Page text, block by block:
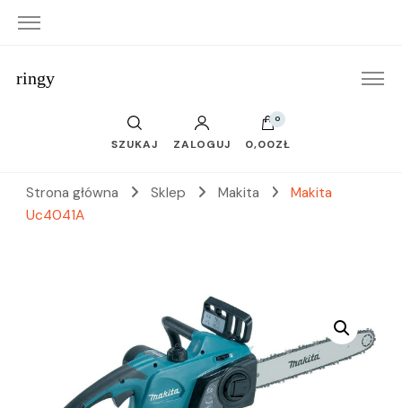
ringy
SZUKAJ ZALOGUJ
0
0,00ZŁ
Strona główna Sklep Makita
Makita
Uc4041A